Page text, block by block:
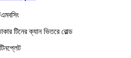
এমবসিং
টিনের ক্যান ভিতরে রোল্ড